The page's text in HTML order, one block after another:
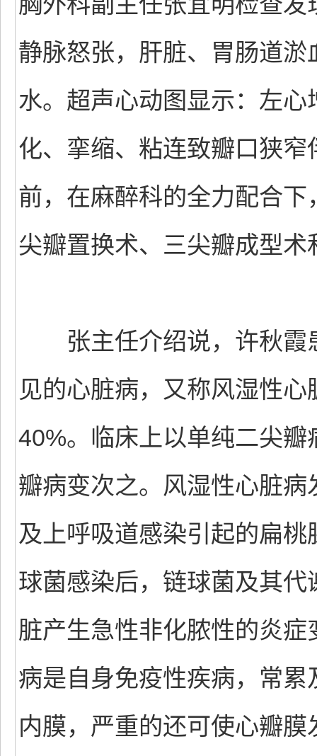
静脉怒张，肝脏、胃肠道
水。超声心动图显示：左
化、挛缩、粘连致瓣口狭
前，在麻醉科的全力配合
尖瓣置换术、三尖瓣成型术
张主任介绍说，许秋霞
见的心脏病，又称风湿性
40%。临床上以单纯二尖
瓣病变次之。风湿性心脏
及上呼吸道感染引起的扁
球菌感染后，链球菌及其
脏产生急性非化脓性的炎
病是自身免疫性疾病，常
内膜，严重的还可使心瓣